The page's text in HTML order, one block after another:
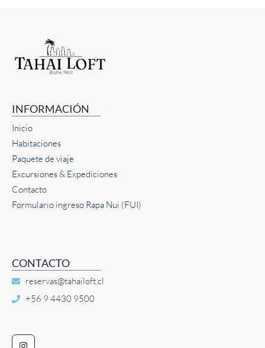
INFORMACIÓN
Inicio
Habitaciones
Paquete de viaje
Excursiones & Expediciones
Contacto
Formulario ingreso Rapa Nui (FUI)
CONTACTO
reservas@tahailoft.cl
+56 9 4430 9500
I